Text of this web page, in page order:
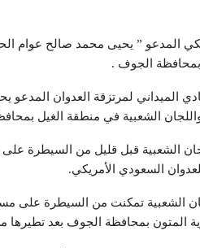
المدعو ” يحيى محمد صالح عوام
بمحافظة الجوف .
الميداني لمرتزقة العدوان المدعو
الشعبية في منطقة الغيل
الشعبية قبل قليل من السيطرة على
السعودي الأمريكي.
الشعبية تمكنت من السيطرة على
المتون بمحافظة الجوف بعد تطيرها